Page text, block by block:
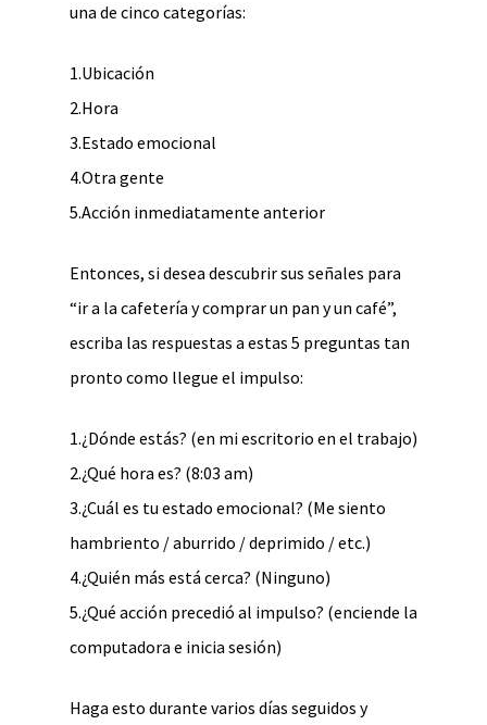
una de cinco categorías:
1.Ubicación
2.Hora
3.Estado emocional
4.Otra gente
5.Acción inmediatamente anterior
Entonces, si desea descubrir sus señales para
“ir a la cafetería y comprar un pan y un café”,
escriba las respuestas a estas 5 preguntas tan
pronto como llegue el impulso:
1.¿Dónde estás? (en mi escritorio en el trabajo)
2.¿Qué hora es? (8:03 am)
3.¿Cuál es tu estado emocional? (Me siento
hambriento / aburrido / deprimido / etc.)
4.¿Quién más está cerca? (Ninguno)
5.¿Qué acción precedió al impulso? (enciende la
computadora e inicia sesión)
Haga esto durante varios días seguidos y